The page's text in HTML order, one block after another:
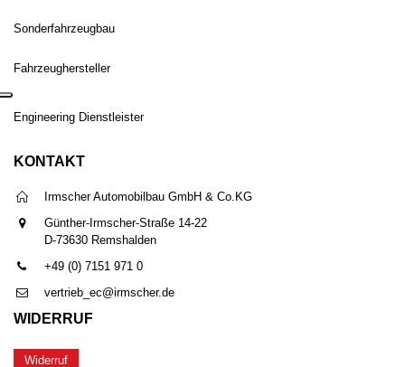
Sonderfahrzeugbau
Fahrzeughersteller
Engineering Dienstleister
KONTAKT
Irmscher Automobilbau GmbH & Co.KG
Günther-Irmscher-Straße 14-22
D-73630 Remshalden
+49 (0) 7151 971 0
vertrieb_ec@irmscher.de
WIDERRUF
Widerruf